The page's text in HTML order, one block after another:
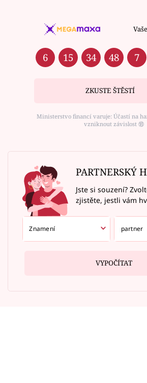
6 15 34 48 7
ZKUSTE ŠTĚSTÍ
Ministerstvo financí varuje: Účastí na
vzniknout závislost ⑱
PARTNERSKÝ
Jste si souzení?
zjistěte, jestli vám
VYPOČÍTAT